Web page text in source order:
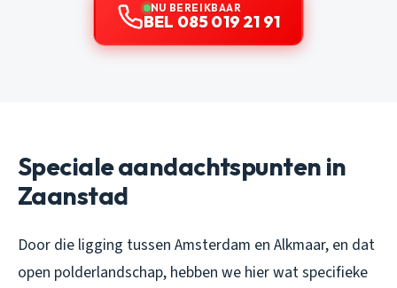
NU BEREIKBAAR
BEL 085 019 21 91
Speciale aandachtspunten in
Zaanstad
Door die ligging tussen Amsterdam en Alkmaar, en dat
open polderlandschap, hebben we hier wat specifieke